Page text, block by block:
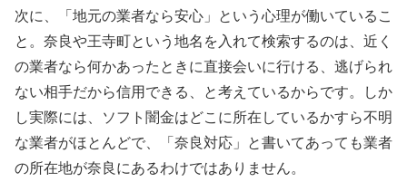
次に、「地元の業者なら安心」という心理が働いているこ
と。奈良や王寺町という地名を入れて検索するのは、近く
の業者なら何かあったときに直接会いに行ける、逃げられ
ない相手だから信用できる、と考えているからです。しか
し実際には、ソフト闇金はどこに所在しているかすら不明
な業者がほとんどで、「奈良対応」と書いてあっても業者
の所在地が奈良にあるわけではありません。